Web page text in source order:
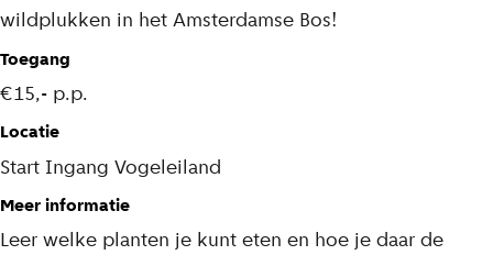
u
k
k
e
n
wildplukken in het Amsterdamse Bos!
Toegang
€15,- p.p.
Locatie
Start Ingang Vogeleiland
Meer informatie
Leer welke planten je kunt eten en hoe je daar de